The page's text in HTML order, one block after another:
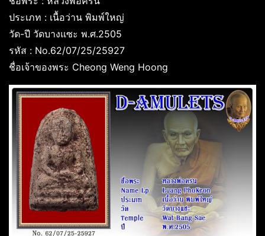
ประเภท : เนื้อว่าน พิมพ์ใหญ่
วัด-ปี วัดบางแซะ พ.ศ.2505
รหัส : No.62/07/25/25927
ชื่อเจ้าของพระ Cheong Weng Hoong